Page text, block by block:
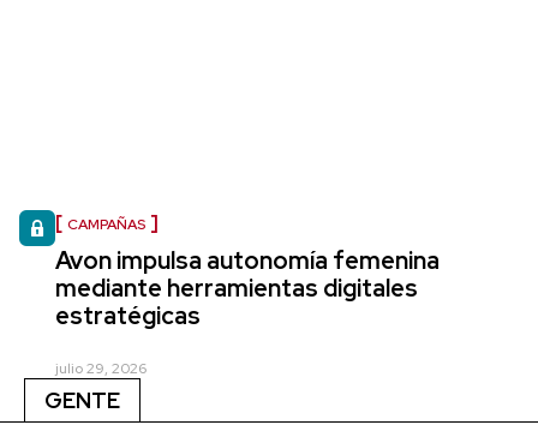
CAMPAÑAS
Avon impulsa autonomía femenina
mediante herramientas digitales
estratégicas
julio 29, 2026
GENTE